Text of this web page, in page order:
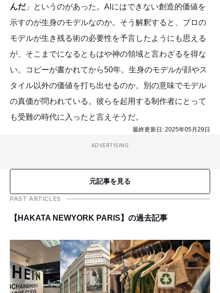
んだ」というのがあった。AIにはできない創造的価値を
示すのが生身のモデルなのか。そう解釈すると、プロの
モデルが生き残る術の必要性を予言したようにも思える
が、そこまでになるともはや神の領域と言わざるを得な
い。コピーが書かれてから50年。生身のモデルが顔やス
タイル以外の価値を打ち出せるのか。別の意味でモデル
の真価が問われている。彼らを起用する制作者にとって
も受難の時代に入ったと言えそうだ。
最終更新日: 2025年05月29日
ADVERTISING
元記事を見る
PAST ARTICLES
【HAKATA NEWYORK PARIS】の過去記事